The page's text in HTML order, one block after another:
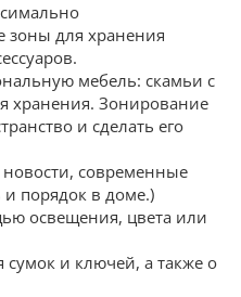
для хранения
мебель: скамьи с
хранения. Зонирование
и сделать его
современные
и порядок в доме.)
освещения, цвета или
сумок и ключей, а также о